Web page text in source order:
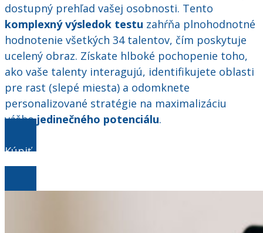
dostupný prehľad vašej osobnosti. Tento
komplexný výsledok testu zahŕňa plnohodnotné
hodnotenie všetkých 34 talentov, čím poskytuje
ucelený obraz. Získate hlboké pochopenie toho,
ako vaše talenty interagujú, identifikujete oblasti
pre rast (slepé miesta) a odomknete
personalizované stratégie na maximalizáciu
vášhojedinečného potenciálu.
Kúpiť
balíček OCHUTNÁVKA za 79€